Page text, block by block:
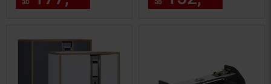
90x90x45cm ~ grün
ab
~ schwarz, schwarz
ab